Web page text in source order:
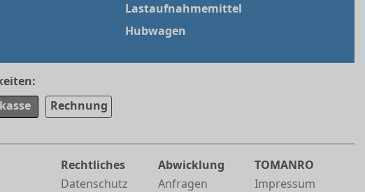
Lastaufnahmemittel
Hubwagen
Rechnung
Rechtliches
Datenschutz
Abwicklung
Anfragen
TOMANRO
Impressum